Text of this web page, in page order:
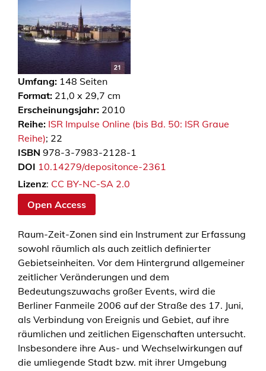
Umfang: 148 Seiten
Format: 21,0 x 29,7 cm
Erscheinungsjahr: 2010
Reihe: ISR Impulse Online (bis Bd. 50: ISR Graue
Reihe); 22
ISBN 978-3-7983-2128-1
DOI 10.14279/depositonce-2361
Lizenz: CC BY-NC-SA 2.0
Open Access
Raum-Zeit-Zonen sind ein Instrument zur Erfassung
sowohl räumlich als auch zeitlich definierter
Gebietseinheiten. Vor dem Hintergrund allgemeiner
zeitlicher Veränderungen und dem
Bedeutungszuwachs großer Events, wird die
Berliner Fanmeile 2006 auf der Straße des 17. Juni,
als Verbindung von Ereignis und Gebiet, auf ihre
räumlichen und zeitlichen Eigenschaften untersucht.
Insbesondere ihre Aus- und Wechselwirkungen auf
die umliegende Stadt bzw. mit ihrer Umgebung